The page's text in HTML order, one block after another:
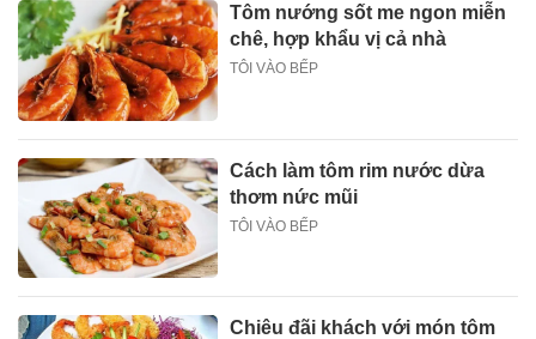
Tôm nướng sốt me ngon miễn
chê, hợp khẩu vị cả nhà
TÔI VÀO BẾP
Cách làm tôm rim nước dừa
thơm nức mũi
TÔI VÀO BẾP
Chiêu đãi khách với món tôm